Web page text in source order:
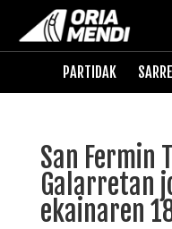
PARTIDAK
San Fermin
Galarretan
ekainaren